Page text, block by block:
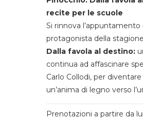
recite per le scuole
Si rinnova
protagonista della
Dalla favola al destino:
continua ad affascinare
Carlo Collodi, per
un’anima di legno verso
Prenotazioni a partire da